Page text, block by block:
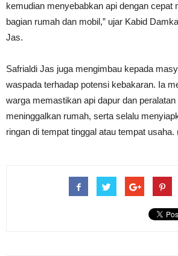
kemudian menyebabkan api dengan cepat
bagian rumah dan mobil,” ujar Kabid
Jas.
Safrialdi Jas juga mengimbau kepada
waspada terhadap potensi kebakaran. Ia
warga memastikan api dapur dan
meninggalkan rumah, serta selalu
ringan di tempat tinggal atau tempat usaha.